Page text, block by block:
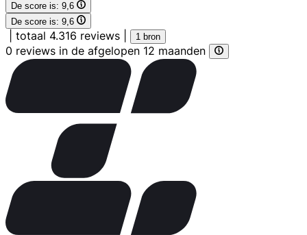
De score is: 9,6
De score is: 9,6
totaal 4.316 reviews 1 bron
0 reviews in de afgelopen 12 maanden